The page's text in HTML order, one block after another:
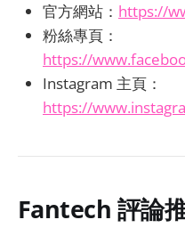
官方網站： https://
粉絲專頁：
https://
Instagram 主頁：
https://
Fantech 評論